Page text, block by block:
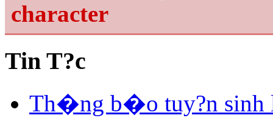
character
Tin T?c
Th�ng b�o tuy?n